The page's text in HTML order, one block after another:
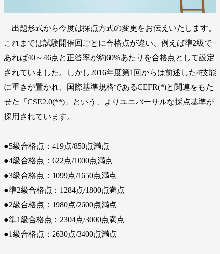
出題形式から今度は採点方式の変更をお伝えいたします。
これまでは試験開催回ごとに合格点が違い、例えば準2級で
あれば40～46点と正答率が約60%あたりを合格点として設定
されていました。しかし2016年度第1回からは前述した4技能
に重きが置かれ、国際基準規格であるCEFR(*)と関連をもた
せた「CSE2.0(**)」という、よりユニバーサルな採点基準が
採用されています。
●5級合格点：419点/850点満点
●4級合格点：622点/1000点満点
●3級合格点：1099点/1650点満点
●準2級合格点：1284点/1800点満点
●2級合格点：1980点/2600点満点
●準1級合格点：2304点/3000点満点
●1級合格点：2630点/3400点満点